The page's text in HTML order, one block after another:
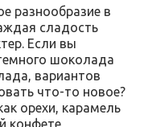
разнообразие в
сладость
Если вы
шоколада
вариантов
что-то новое?
орехи, карамель
конфете